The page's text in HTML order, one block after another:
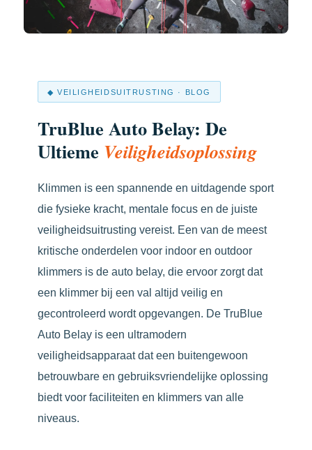
◆ VEILIGHEIDSUITRUSTING · BLOG
TruBlue Auto Belay: De
Ultieme Veiligheidsoplossing
Klimmen is een spannende en uitdagende sport
die fysieke kracht, mentale focus en de juiste
veiligheidsuitrusting vereist. Een van de meest
kritische onderdelen voor indoor en outdoor
klimmers is de auto belay, die ervoor zorgt dat
een klimmer bij een val altijd veilig en
gecontroleerd wordt opgevangen. De TruBlue
Auto Belay is een ultramodern
veiligheidsapparaat dat een buitengewoon
betrouwbare en gebruiksvriendelijke oplossing
biedt voor faciliteiten en klimmers van alle
niveaus.